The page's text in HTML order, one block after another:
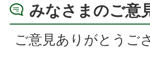
みなさまのご意
ご意見ありがとうご